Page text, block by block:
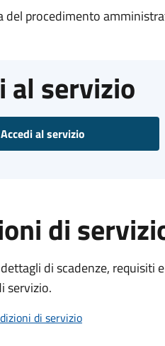
del procedimento
al servizio
Accedi al servizio
di
di scadenze,
servizio.
di servizio